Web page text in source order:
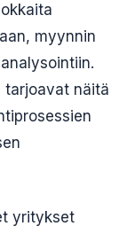
myynnin
tarjoavat näitä
yritykset